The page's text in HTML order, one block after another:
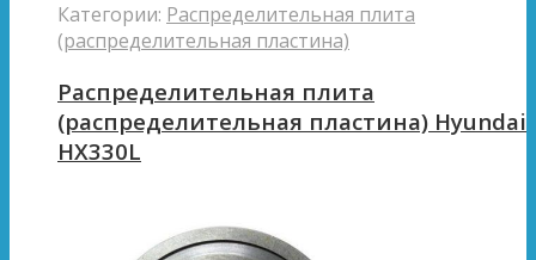
Категории: Распределительная плита
(распределительная пластина)
Распределительная плита
(распределительная пластина) Hyundai
HX330L